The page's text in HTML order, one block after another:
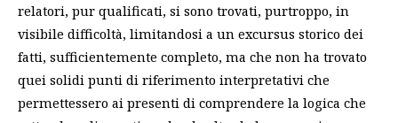
relatori, pur qualificati, si sono trovati, purtroppo, in
visibile difficoltà, limitandosi a un excursus storico dei
fatti, sufficientemente completo, ma che non ha trovato
quei solidi punti di riferimento interpretativi che
permettessero ai presenti di comprendere la logica che